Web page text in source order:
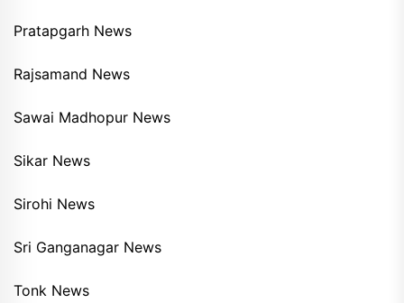
Pratapgarh News
Rajsamand News
Sawai Madhopur News
Sikar News
Sirohi News
Sri Ganganagar News
Tonk News